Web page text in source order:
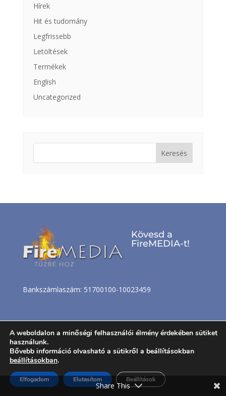
Hírek
Hit és tudomány
Legfrissebb
Letöltések
Termékek
English
Uncategorized
Keresés:
Bankszámlaszám: 51700100-10023459
Kövesd a
FireMEDIA-t!
Nincs még FireMEDIA fiókod?
A weboldalon a minőségi felhasználói élmény érdekében sütiket
használunk.
Bővebb információ olvasható a sütikről a beállításokban
beállításokban.
Elfogadom Elutasítom Beállítások
Share This